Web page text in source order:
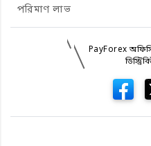
পরিমাণ লাভ
PayForex